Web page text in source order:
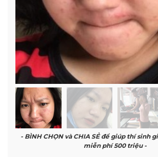
- BÌNH CHỌN và CHIA SẺ để giúp thí sinh
miễn phí 500 triệu -